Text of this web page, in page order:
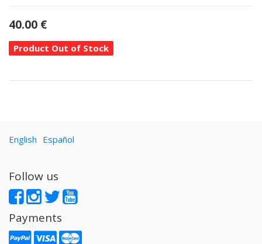
40.00 €
Product Out of Stock
English Español
Follow us
Payments